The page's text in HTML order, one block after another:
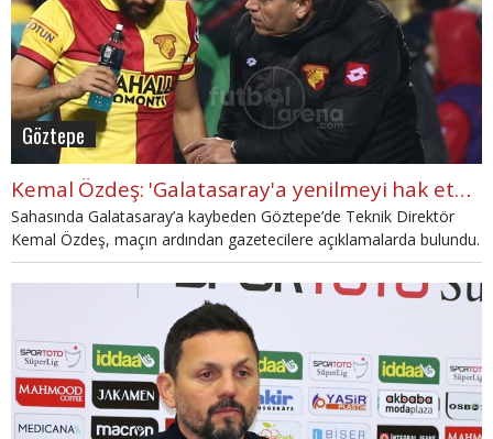
Göztepe
Kemal Özdeş: 'Galatasaray'a yenilmeyi hak etmedik'
Sahasında Galatasaray’a kaybeden Göztepe’de Teknik Direktör
Kemal Özdeş, maçın ardından gazetecilere açıklamalarda bulundu.